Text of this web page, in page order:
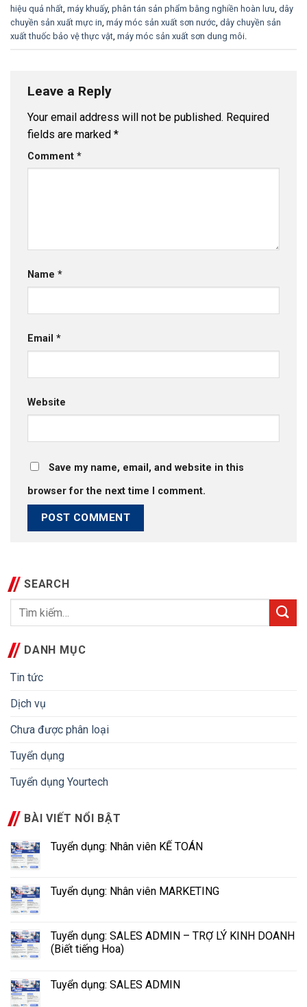
hiệu quả nhất, máy khuấy, phân tán sản phẩm bằng nghiền hoàn lưu, dây
chuyền sản xuất mực in, máy móc sản xuất sơn nước, dây chuyền sản
xuất thuốc bảo vệ thực vật, máy móc sản xuất sơn dung môi.
Leave a Reply
Your email address will not be published. Required
fields are marked *
Comment *
Name *
Email *
Website
Save my name, email, and website in this
browser for the next time I comment.
SEARCH
DANH MỤC
Tin tức
Dịch vụ
Chưa được phân loại
Tuyển dụng
Tuyển dụng Yourtech
BÀI VIẾT NỔI BẬT
Tuyển dụng: Nhân viên KẾ TOÁN
Tuyển dụng: Nhân viên MARKETING
Tuyển dụng: SALES ADMIN – TRỢ LÝ KINH DOANH
(Biết tiếng Hoa)
Tuyển dụng: SALES ADMIN